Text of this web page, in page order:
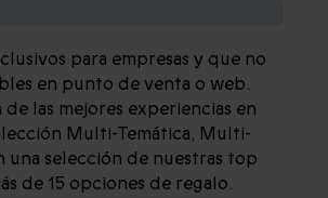
para empresas y que no
en punto de venta o web.
de las mejores experiencias en
Multi-Temática, Multi-
una selección de nuestras top
de 15 opciones de regalo.